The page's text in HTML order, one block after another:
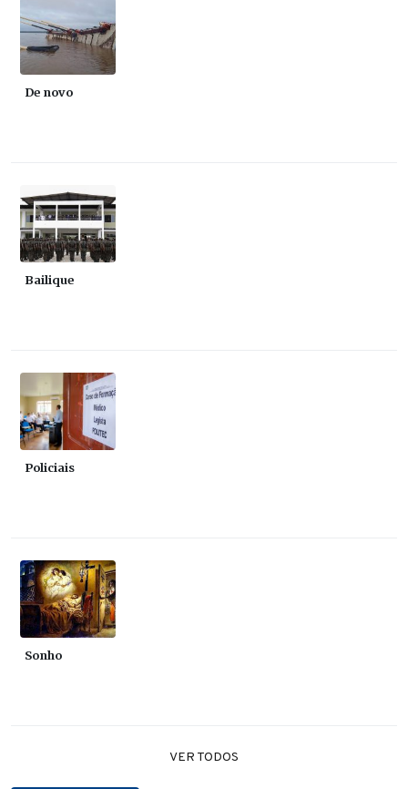
De novo
Bailique
Policiais
Sonho
VER TODOS